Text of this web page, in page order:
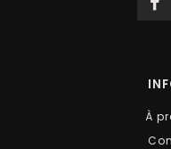
À